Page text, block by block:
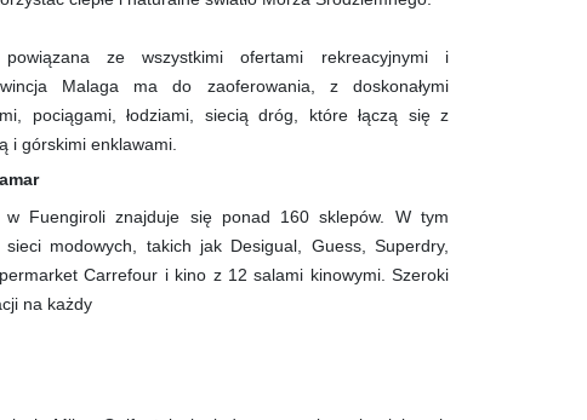
powiązana ze wszystkimi ofertami rekreacyjnymi i
Malaga ma do zaoferowania, z doskonałymi
pociągami, łodziami, siecią dróg, które łączą się z
i górskimi enklawami.
w Fuengiroli znajduje się ponad 160 sklepów. W tym
sieci modowych, takich jak Desigual, Guess, Superdry,
Carrefour i kino z 12 salami kinowymi. Szeroki
na każdy